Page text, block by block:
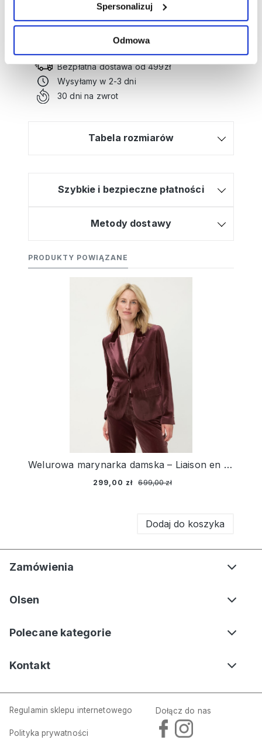
Spersonalizuj
Odmowa
Potrzebujesz wsparcia przy tworzeniu
zamówienia?
Kliknij tutaj, a poprowadzimy Cię krok po
kroku!
Bezpłatna dostawa od 499zł
Wysyłamy w 2-3 dni
30 dni na zwrot
Tabela rozmiarów
Szybkie i bezpieczne płatności
Metody dostawy
PRODUKTY POWIĄZANE
Welurowa marynarka damska – Liaison en Vogue
299,00 zł 699,00 zł
Dodaj do koszyka
Zamówienia
Olsen
Polecane kategorie
Kontakt
Regulamin sklepu internetowego
Polityka prywatności
Dołącz do nas